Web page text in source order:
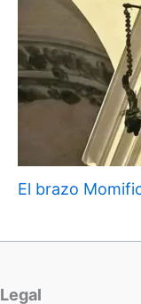
El brazo
Legal